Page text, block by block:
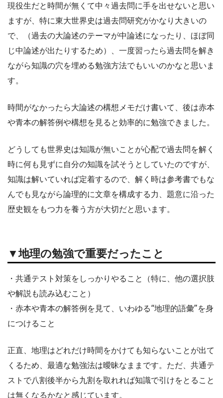
現役生だと時間が無くて中々過去問に手を出せないと思い
ますが、特に東大世界史は過去問研究がかなり大きいの
で、（過去の大論述のテーマが中論述になったり、ほぼ同
じ中論述が出たりするため）、一度習ったら過去問を解き
ながら知識の穴を埋める勉強方法でもいいのかなと思いま
す。
時間がなかったら大論述の構想メモだけ書いて、後は赤本
や青本の解答例や構想を見ると効率的に勉強できました。
どうしても世界史は知識が無いことが心配で過去問を解く
時に何も見ずに自分の知識を試そうとしていたのですが、
知識は解いていれば定着するので、解く時は参考書でもな
んでも見ながら論理的に文章を構成する力、題意に沿った
歴史観をもつ力を養う方が大切だと思います。
▼地理の勉強で重要だったこと
・共通テスト対策をしっかりやること（特に、他の選択肢
や解説も読み込むこと）
・赤本や青本の解答例を見て、いわゆる“地理的語彙”を身
につけること
正直、地理はどれだけ時間をかけても知らないことが出て
くるため、最適な勉強法は曖昧なままです。ただ、共通テ
ストで八割後半から九割を取れれば知識で引けをとること
は無くなるかなと感じています。